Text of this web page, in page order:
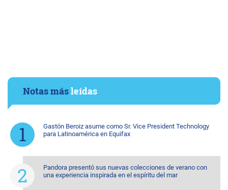
Notas másleídas
Gastón Beroiz asume como Sr. Vice President Technology
para Latinoamérica en Equifax
Pandora presentó sus nuevas colecciones de verano con
una experiencia inspirada en el espíritu del mar